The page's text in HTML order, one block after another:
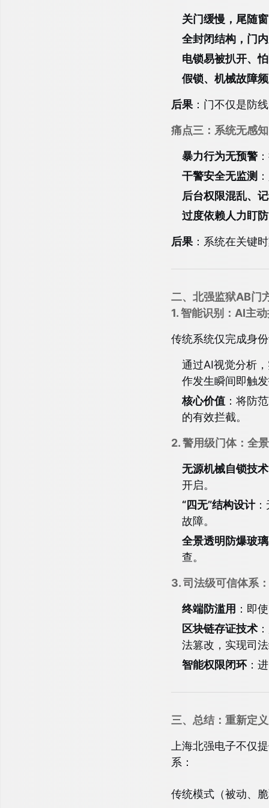
关门缓慢，尾随
全封闭结构，门
电锁易被扒开、
假锁、机械故障
后果 ：门不仅是防
痛点三：系统无感
暴力行为无预警
干警安全无监测
后台权限混乱、
过度依赖人力盯防
后果 ：系统在关键
二、北强监狱AB门
1. 智能识别：AI主
传统系统仅完成身
通过AI视觉分析
作发生瞬间即触
核心价值 ：将防
的有效拦截。
2. 警用级门体：全
无源机械自锁技术
开启。
“四无”结构设计：
故障。
全景透明防爆玻璃
查。
3. 司法级可信体系
终端防滥用 ：即
区块链存证技术
法篡改，实现司
智能权限闭环：
三、总结：重新定
上海北强电子不仅
系：
传统模式（被动、